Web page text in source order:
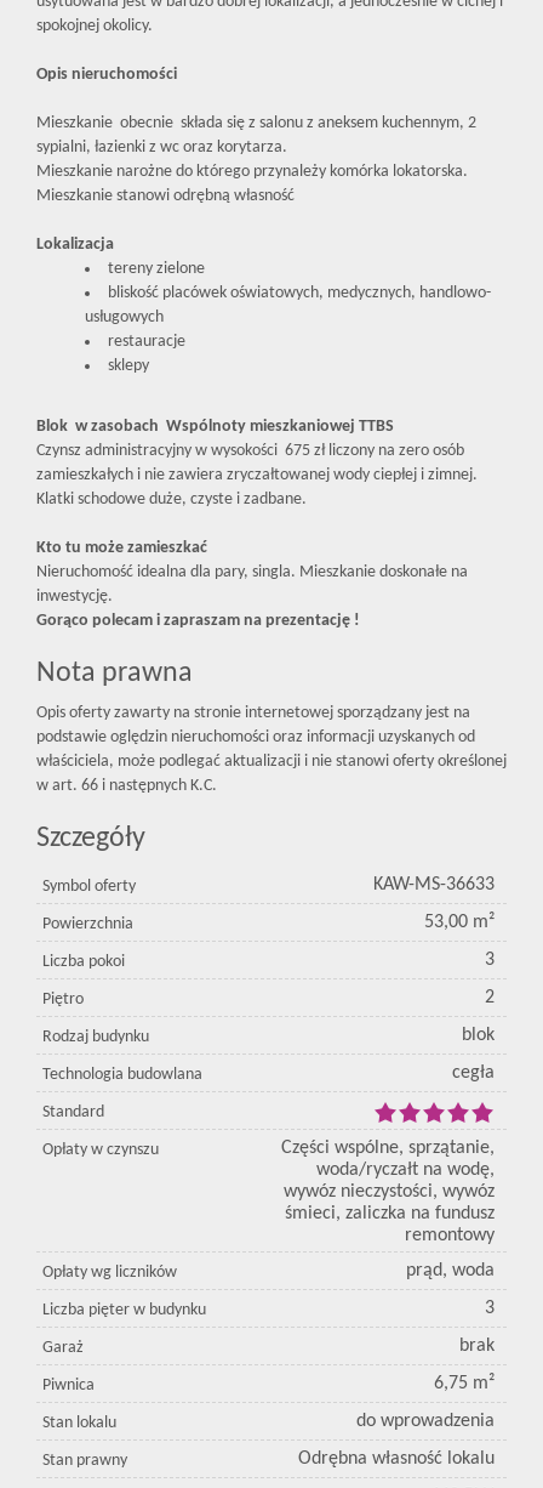
spokojnej okolicy.
Opis nieruchomości
Mieszkanie obecnie składa się z salonu z aneksem kuchennym, 2
sypialni, łazienki z wc oraz korytarza.
Mieszkanie narożne do którego przynależy komórka lokatorska.
Mieszkanie stanowi odrębną własność
Lokalizacja
tereny zielone
bliskość placówek oświatowych, medycznych, handlowo-
usługowych
restauracje
sklepy
Blok w zasobach Wspólnoty mieszkaniowej TTBS
Czynsz administracyjny w wysokości 675 zł liczony na zero osób
zamieszkałych i nie zawiera zryczałtowanej wody ciepłej i zimnej.
Klatki schodowe duże, czyste i zadbane.
Kto tu może zamieszkać
Nieruchomość idealna dla pary, singla. Mieszkanie doskonałe na
inwestycję.
Gorąco polecam i zapraszam na prezentację !
Nota prawna
Opis oferty zawarty na stronie internetowej sporządzany jest na
podstawie oględzin nieruchomości oraz informacji uzyskanych od
właściciela, może podlegać aktualizacji i nie stanowi oferty określonej
w art. 66 i następnych K.C.
Szczegóły
Symbol oferty KAW-MS-36633
Powierzchnia 53,00 m²
Liczba pokoi 3
Piętro 2
Rodzaj budynku blok
Technologia budowlana cegła
Standard
Opłaty w czynszu
Części wspólne, sprzątanie,
woda/ryczałt na wodę,
wywóz nieczystości, wywóz
śmieci, zaliczka na fundusz
remontowy
Opłaty wg liczników prąd, woda
Liczba pięter w budynku 3
Garaż brak
Piwnica 6,75 m²
Stan lokalu do wprowadzenia
Stan prawny Odrębna własność lokalu